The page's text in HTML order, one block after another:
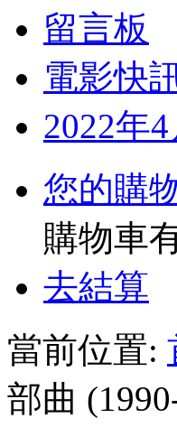
留言板
電影快
2022年
您的購
購物車
去結算
當前位置:
部曲